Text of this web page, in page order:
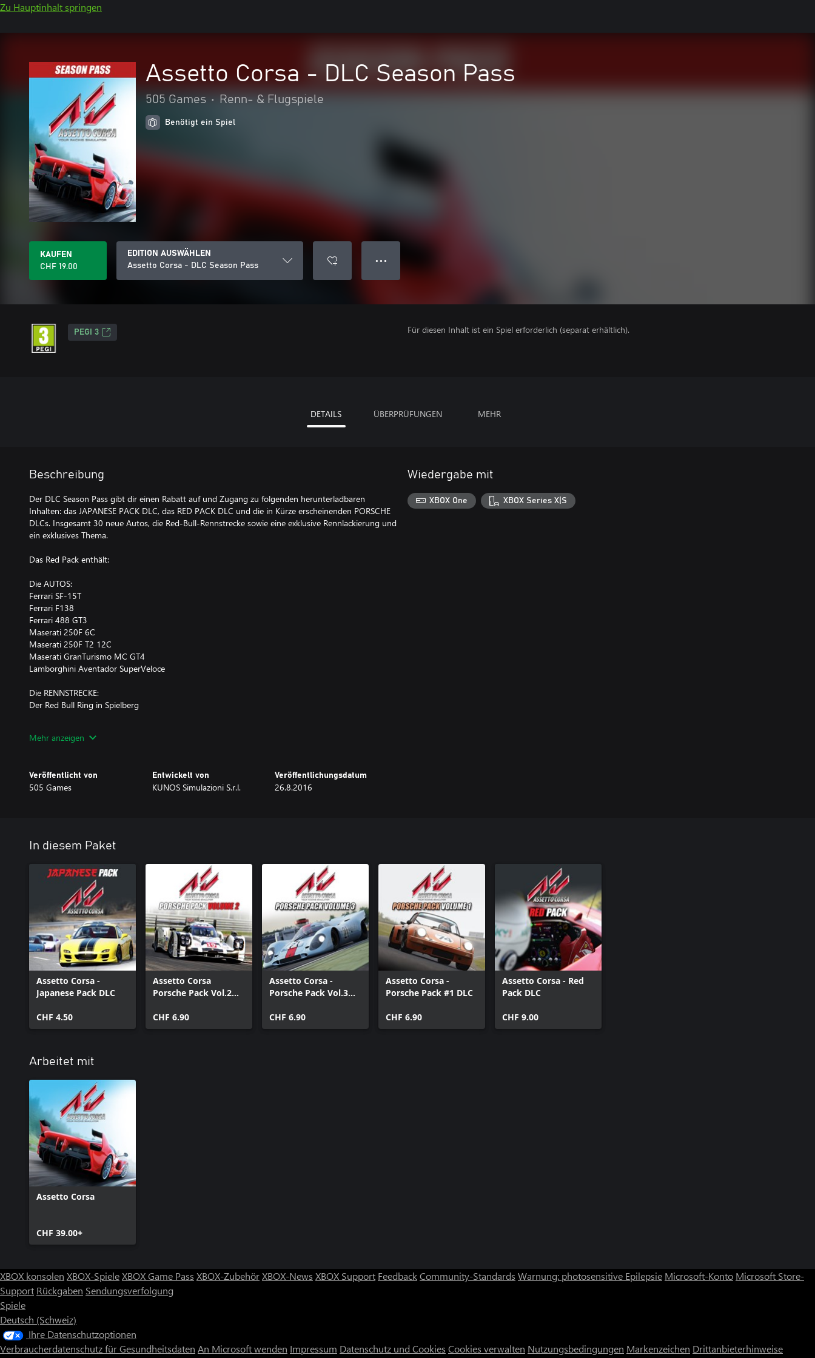
Zu Hauptinhalt springen
Assetto Corsa - DLC Season Pass
505 Games • Renn- & Flugspiele
Benötigt ein Spiel
KAUFEN
CHF 19.00
EDITION AUSWÄHLEN
Assetto Corsa - DLC Season Pass
● ● ●
PEGI 3 Für diesen Inhalt ist ein Spiel erforderlich (separat erhältlich).
DETAILS ÜBERPRÜFUNGEN MEHR
Beschreibung
Der DLC Season Pass gibt dir einen Rabatt auf und Zugang zu folgenden herunterladbaren
Inhalten: das JAPANESE PACK DLC, das RED PACK DLC und die in Kürze erscheinenden PORSCHE
DLCs. Insgesamt 30 neue Autos, die Red-Bull-Rennstrecke sowie eine exklusive Rennlackierung und
ein exklusives Thema.
Das Red Pack enthält:
Die AUTOS:
Ferrari SF-15T
Ferrari F138
Ferrari 488 GT3
Maserati 250F 6C
Maserati 250F T2 12C
Maserati GranTurismo MC GT4
Lamborghini Aventador SuperVeloce
Die RENNSTRECKE:
Der Red Bull Ring in Spielberg
- Mazda RX-7 Spirit R + Tuning-Version
- Toyota Supra MK IV + Zeitfahr- und Drift-Version
Die Porsche DLCs werden über zwanzig klassische Rennwagen aus der gesamten Geschichte der
Marke umfassen. Manche Zusatzinhalte werden unabhängig vom Season Pass käuflich erhältlich
sein. Achte daher bitte darauf, dass du Inhalte nicht zweimal kaufst. Der Kauf eines Season Pass
(einschließlich potentieller Mehrfachkäufe von Zusatzinhalten unabhängig vom Season Pass) ist
nicht erstattbar.
Mehr anzeigen
Veröffentlicht von
505 Games
Entwickelt von
KUNOS Simulazioni S.r.l.
Veröffentlichungsdatum
26.8.2016
Wiedergabe mit
XBOX One XBOX Series X|S
In diesem Paket
Assetto Corsa -
Japanese Pack DLC
CHF 4.50
Assetto Corsa
Porsche Pack Vol.2
CHF 6.90
Assetto Corsa -
Porsche Pack Vol.3
CHF 6.90
Assetto Corsa -
Porsche Pack #1 DLC
CHF 6.90
Assetto Corsa - Red
Pack DLC
CHF 9.00
Arbeitet mit
Assetto Corsa
CHF 39.00+
XBOX konsolen XBOX-SpieleXBOX Game Pass XBOX-ZubehörXBOX-News XBOX Support FeedbackCommunity-Standards Warnung: photosensitive Epilepsie Microsoft-Konto Microsoft Store-
Support Rückgaben Sendungsverfolgung
Spiele
Deutsch (Schweiz)
Ihre Datenschutzoptionen
Verbraucherdatenschutz für Gesundheitsdaten An Microsoft wenden Impressum Datenschutz und Cookies Cookies verwalten Nutzungsbedingungen Markenzeichen Drittanbieterhinweise